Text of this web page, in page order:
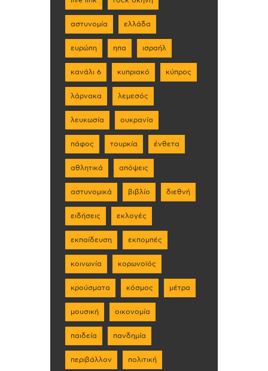
αστυνομία ελλάδα
ευρώπη ηπα ισραήλ
κανάλι 6 κυπριακό κύπρος
λάρνακα λεμεσός
λευκωσία ουκρανία
πάφος τουρκία ένθετα
αθλητικά απόψεις
αστυνομικά βιβλίο διεθνή
ειδήσεις εκλογές
εκπαίδευση εκπομπές
κοινωνία κορωνοϊός
κρούσματα κόσμος μέτρα
μουσική οικονομία
παιδεία πανδημία
περιβάλλον πολιτική